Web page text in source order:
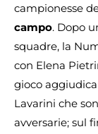
campionesse
campo. Dopo
squadre, la
con Elena
gioco
Lavarini che
avversarie; sul